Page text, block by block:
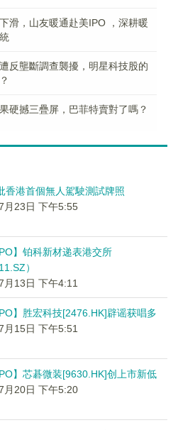
滑，山友暖通赴美IPO ，深耕暖
反壟斷調查襲擾，明星科技股的
硬撼三疊屏，巴菲特賣對了嗎？
香港首個無人駕駛測試牌照
月23日 下午5:55
】铂科新材递表港交所
）
月13日 下午4:11
】胜宏科技[2476.HK]辟谣获唱多
月15日 下午5:51
】芯碁微装[9630.HK]创上市新低
月20日 下午5:20